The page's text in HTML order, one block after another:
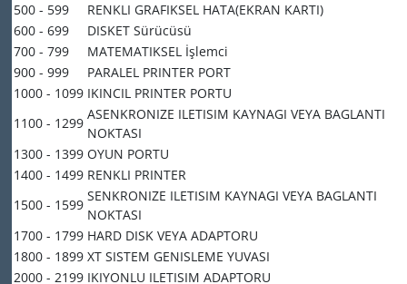
500 - 599
RENKLI GRAFIKSEL HATA(EKRAN KARTI)
600 - 699
DISKET Sürücüsü
700 - 799
MATEMATIKSEL İşlemci
900 - 999
PARALEL PRINTER PORT
1000 - 1099 IKINCIL PRINTER PORTU
1100 - 1299
ASENKRONIZE ILETISIM KAYNAGI VEYA BAGLANTI
NOKTASI
1300 - 1399 OYUN PORTU
1400 - 1499 RENKLI PRINTER
1500 - 1599
SENKRONIZE ILETISIM KAYNAGI VEYA BAGLANTI
NOKTASI
1700 - 1799 HARD DISK VEYA ADAPTORU
1800 - 1899 XT SISTEM GENISLEME YUVASI
2000 - 2199 IKIYONLU ILETISIM ADAPTORU